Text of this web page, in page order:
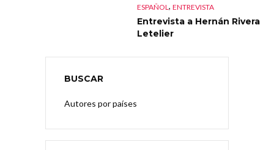
ESPAÑOL , ENTREVISTA
Entrevista a Hernán Rivera
Letelier
BUSCAR
Autores por países